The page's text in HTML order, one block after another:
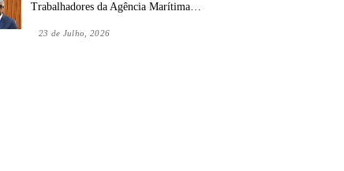
Trabalhadores da Agência Marítima…
23 de Julho, 2026